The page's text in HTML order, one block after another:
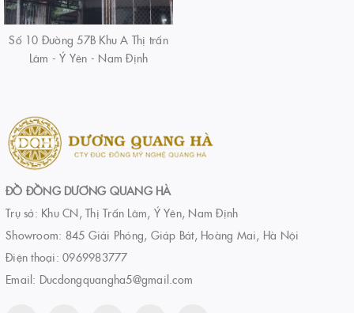
Số 10 Đường 57B Khu A Thị trấn
Lâm - Ý Yên - Nam Định
ĐỒ ĐỒNG DƯƠNG QUANG HÀ
Trụ sở: Khu CN, Thị Trấn Lâm, Ý Yên, Nam Định
Showroom: 845 Giải Phóng, Giáp Bát, Hoàng Mai, Hà Nội
Điện thoại: 0969983777
Email: Ducdongquangha5@gmail.com